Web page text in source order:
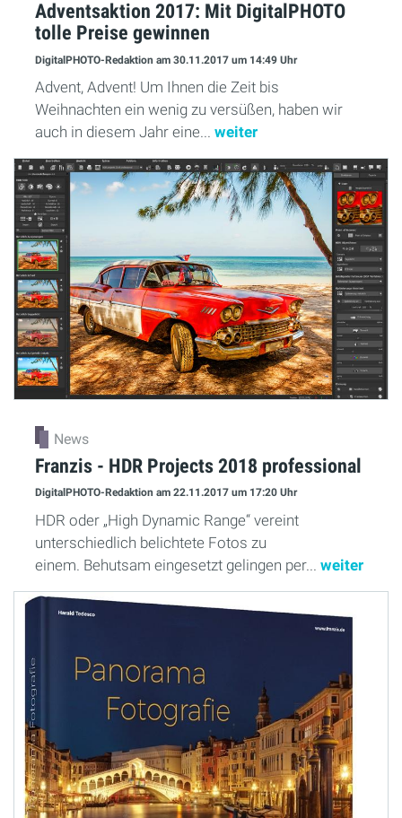
Adventsaktion 2017: Mit DigitalPHOTO
tolle Preise gewinnen
DigitalPHOTO-Redaktion am 30.11.2017 um 14:49 Uhr
Advent, Advent! Um Ihnen die Zeit bis
Weihnachten ein wenig zu versüßen, haben wir
auch in diesem Jahr eine... weiter
News
Franzis - HDR Projects 2018 professional
DigitalPHOTO-Redaktion am 22.11.2017 um 17:20 Uhr
HDR oder „High Dynamic Range“ vereint
unterschiedlich belichtete Fotos zu
einem. Behutsam eingesetzt gelingen per... weiter